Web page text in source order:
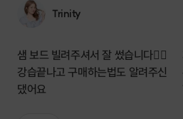
Trinity
샘 보드 빌려주셔서 잘 썼습니다👍🏻
강습끝나고 구매하는법도 알려주신
댔어요